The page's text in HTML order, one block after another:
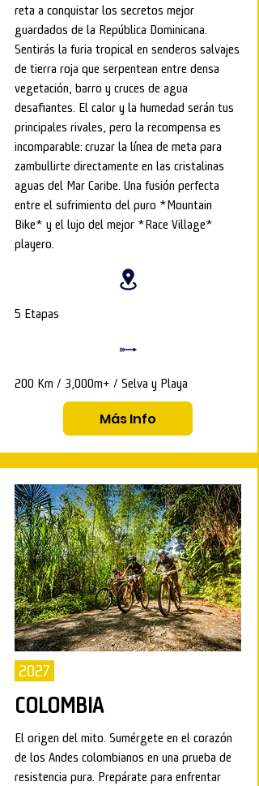
reta a conquistar los secretos mejor
guardados de la República Dominicana.
Sentirás la furia tropical en senderos salvajes
de tierra roja que serpentean entre densa
vegetación, barro y cruces de agua
desafiantes. El calor y la humedad serán tus
principales rivales, pero la recompensa es
incomparable: cruzar la línea de meta para
zambullirte directamente en las cristalinas
aguas del Mar Caribe. Una fusión perfecta
entre el sufrimiento del puro *Mountain
Bike* y el lujo del mejor *Race Village*
playero.
5 Etapas
200 Km / 3,000m+ / Selva y Playa
Más Info
2027
COLOMBIA
El origen del mito. Sumérgete en el corazón
de los Andes colombianos en una prueba de
resistencia pura. Prepárate para enfrentar